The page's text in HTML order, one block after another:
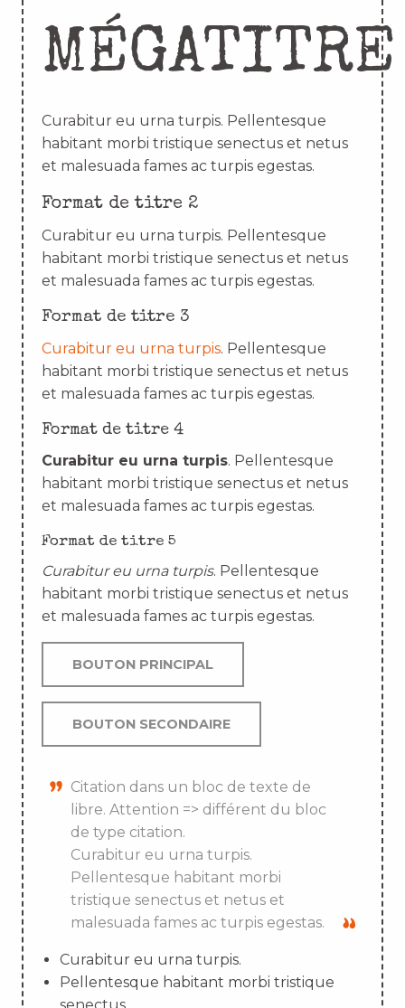
MÉGATITRE
Curabitur eu urna turpis. Pellentesque
habitant morbi tristique senectus et netus
et malesuada fames ac turpis egestas.
Format de titre 2
Curabitur eu urna turpis. Pellentesque
habitant morbi tristique senectus et netus
et malesuada fames ac turpis egestas.
Format de titre 3
Curabitur eu urna turpis. Pellentesque
habitant morbi tristique senectus et netus
et malesuada fames ac turpis egestas.
Format de titre 4
Curabitur eu urna turpis. Pellentesque
habitant morbi tristique senectus et netus
et malesuada fames ac turpis egestas.
Format de titre 5
Curabitur eu urna turpis. Pellentesque
habitant morbi tristique senectus et netus
et malesuada fames ac turpis egestas.
BOUTON PRINCIPAL
BOUTON SECONDAIRE
Citation dans un bloc de texte de
libre. Attention => différent du bloc
de type citation.
Curabitur eu urna turpis.
Pellentesque habitant morbi
tristique senectus et netus et
malesuada fames ac turpis egestas.
Curabitur eu urna turpis.
Pellentesque habitant morbi tristique